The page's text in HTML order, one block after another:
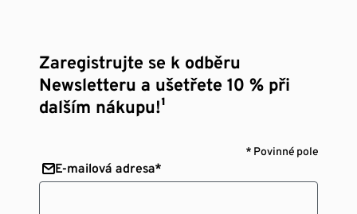
Zaregistrujte se k odběru
Newsletteru a ušetřete 10 % při
dalším nákupu!¹
* Povinné pole
E-mailová adresa*